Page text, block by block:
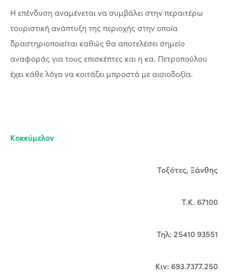
Η επένδυση αναμένεται να συμβάλει στην περαιτέρω
τουριστική ανάπτυξη της περιοχής στην οποία
δραστηριοποιείται καθώς θα αποτελέσει σημείο
αναφοράς για τους επισκέπτες και η κα. Πετροπούλου
έχει κάθε λόγο να κοιτάζει μπροστά με αισιοδοξία.
Κοκκύμελον
Τοξότες, Ξάνθης
Τ.Κ. 67100
Τηλ: 25410 93551
Κιν: 693.7377.250